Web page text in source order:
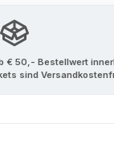
€ 50,- Bestellwert
sind